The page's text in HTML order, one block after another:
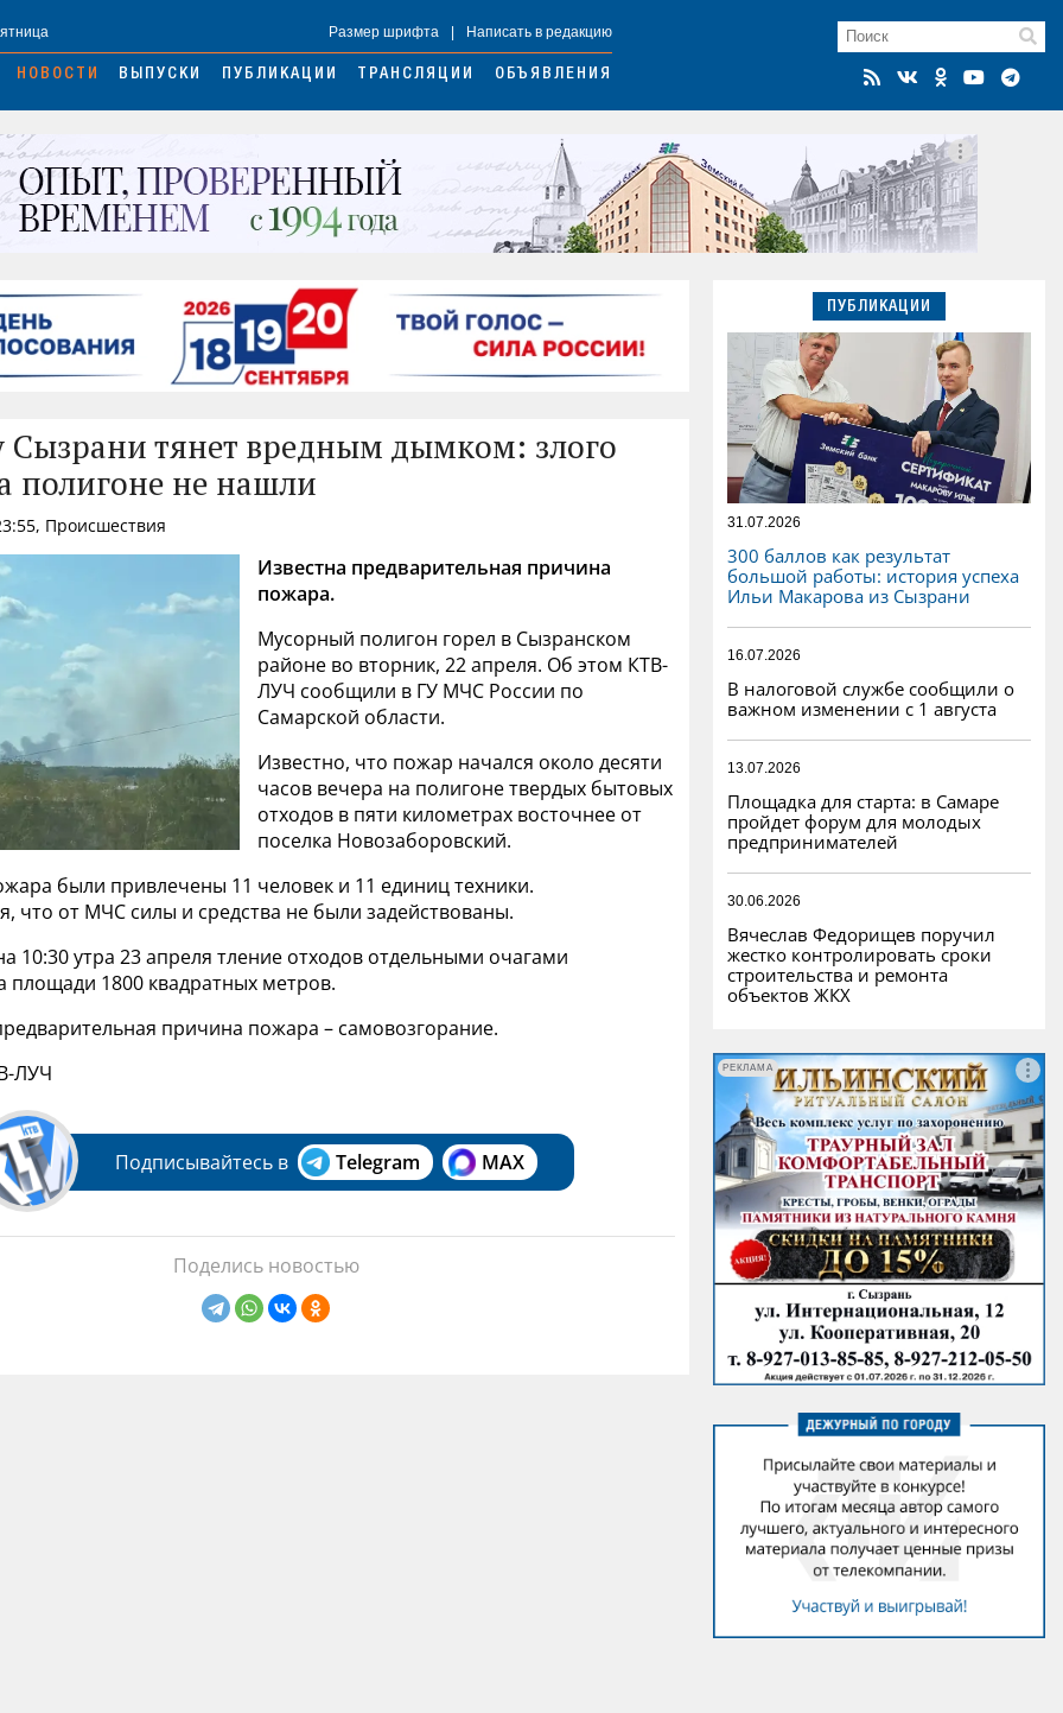
Размер шрифта Написать в редакцию
НОВОСТИ ВЫПУСКИ ПУБЛИКАЦИИ ТРАНСЛЯЦИИ ОБЪЯВЛЕНИЯ
Сызрани тянет вредным дымком: злого
полигоне не нашли
Происшествия
Известна предварительная причина
пожара.
Мусорный полигон горел в Сызранском
районе во вторник, 22 апреля. Об этом КТВ-
ЛУЧ сообщили в ГУ МЧС России по
Самарской области.
Известно, что пожар начался около десяти
часов вечера на полигоне твердых бытовых
отходов в пяти километрах восточнее от
поселка Новозаборовский.
были привлечены 11 человек и 11 единиц техники.
что от МЧС силы и средства не были задействованы.
10:30 утра 23 апреля тление отходов отдельными очагами
площади 1800 квадратных метров.
причина пожара – самовозгорание.
ЛУЧ
Подписывайтесь в Telegram MAX
Поделись новостью
ПУБЛИКАЦИИ
31.07.2026
300 баллов как результат
большой работы: история успеха
Ильи Макарова из Сызрани
16.07.2026
В налоговой службе сообщили о
важном изменении с 1 августа
13.07.2026
Площадка для старта: в Самаре
пройдет форум для молодых
предпринимателей
30.06.2026
Вячеслав Федорищев поручил
жестко контролировать сроки
строительства и ремонта
объектов ЖКХ
РЕКЛАМА